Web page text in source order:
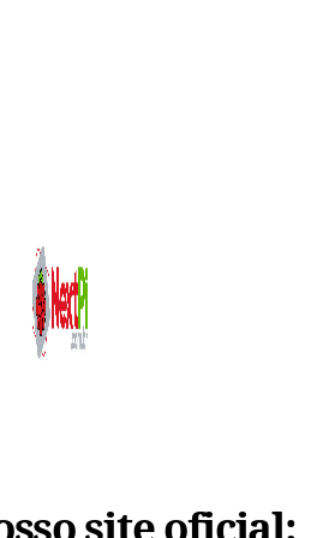
site oficial: